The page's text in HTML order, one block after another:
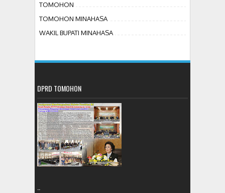
TOMOHON
TOMOHON MINAHASA
WAKIL BUPATI MINAHASA
DPRD TOMOHON
..